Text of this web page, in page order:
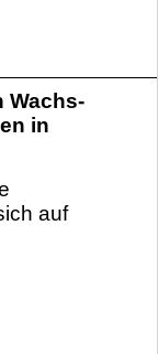
Wachs-
in
auf